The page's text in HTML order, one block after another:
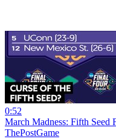
0:52
March Madness: Fifth Seed
ThePostGame